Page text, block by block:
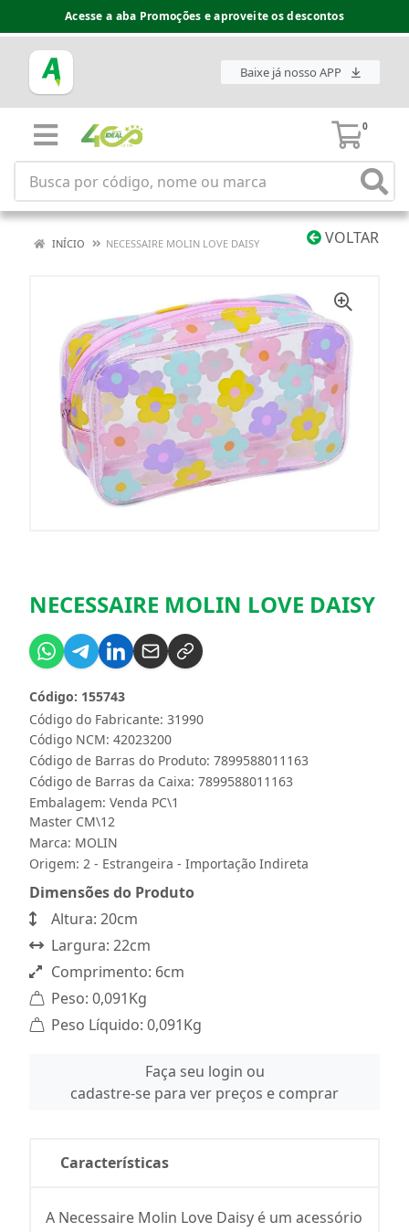
Acesse a aba Promoções e aproveite os descontos
Baixe já nosso APP
0
VOLTAR
INÍCIO NECESSAIRE MOLIN LOVE DAISY
NECESSAIRE MOLIN LOVE DAISY
Código do Fabricante: 31990
Código: 155743
Código NCM: 42023200
Código de Barras do Produto: 7899588011163
Código de Barras da Caixa: 7899588011163
Embalagem: Venda PC\1
Master CM\12
Marca: MOLIN
Origem: 2 - Estrangeira - Importação Indireta
Dimensões do Produto
Altura: 20cm
Largura: 22cm
Comprimento: 6cm
Peso: 0,091Kg
Peso Líquido: 0,091Kg
Faça seu login ou
cadastre-se para ver preços e comprar
Características
A Necessaire Molin Love Daisy é um acessório